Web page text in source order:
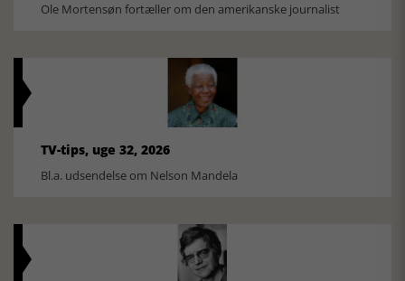
Ole Mortensøn fortæller om den amerikanske journalist
TV-tips, uge 32, 2026
Bl.a. udsendelse om Nelson Mandela